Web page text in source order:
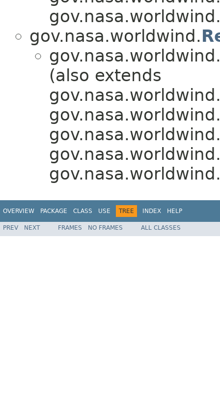
gov.nasa.worldwind.
(also extends
OVERVIEW PACKAGE CLASS USE TREE INDEX HELP
PREV NEXT FRAMES NO FRAMES ALL CLASSES